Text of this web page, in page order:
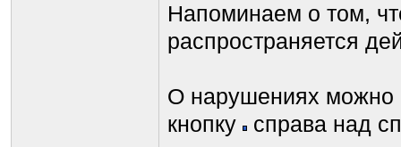
Напоминаем о том,
распространяется
О нарушениях можно
кнопку
справа над